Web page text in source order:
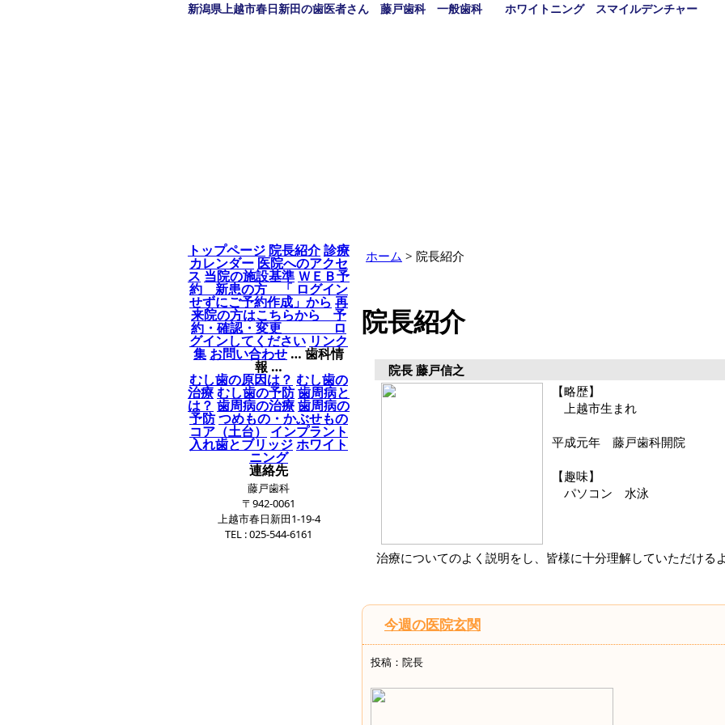
新潟県上越市春日新田の歯医者さん 藤戸歯科 一般歯科 ホワイトニング スマイルデンチャー
トップページ院長紹介診療
カレンダー 医院へのアクセ
ス 当院の施設基準 ＷＥＢ予
約 新患の方 「 ログイン
せずにご予約作成」から 再
来院の方はこちらから 予
約・確認・変更 ロ
グインしてください リンク
集 お問い合わせ … 歯科情
報 …
むし歯の原因は？ むし歯の
治療むし歯の予防歯周病と
は？ 歯周病の治療歯周病の
予防つめもの・かぶせもの
コア（土台） インプラント
入れ歯とブリッジホワイト
ニング
連絡先
藤戸歯科
〒942-0061
上越市春日新田1-19-4
TEL : 025-544-6161
ホーム 院長紹介
院長紹介
院長 藤戸信之
【略歴】
上越市生まれ
平成元年 藤戸歯科開院
【趣味】
パソコン 水泳
治療についてのよく説明をし、皆様に十分理解していただける
今週の医院玄関
投稿：院長